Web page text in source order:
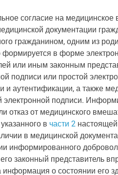
согласие на медицинское
документации
гражданином, одним из
в форме
или иным законным
подписи или простой
аутентификации, а также
подписи.
отказ от медицинского
в части 2настоящей
в медицинской
информированного
законный представитель
о состоянии его